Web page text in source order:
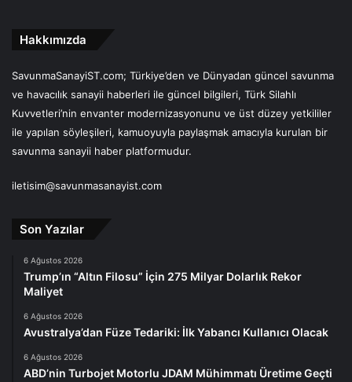
Hakkımızda
SavunmaSanayiST.com; Türkiye’den ve Dünyadan güncel savunma
ve havacılık sanayii haberleri ile güncel bilgileri, Türk Silahlı
Kuvvetleri’nin envanter modernizasyonunu ve üst düzey yetkililer
ile yapılan söyleşileri, kamuoyuyla paylaşmak amacıyla kurulan bir
savunma sanayii haber platformudur.
iletisim@savunmasanayist.com
Son Yazılar
6 Ağustos 2026
Trump’ın “Altın Filosu” İçin 275 Milyar Dolarlık Rekor
Maliyet
6 Ağustos 2026
Avustralya’dan Füze Tedariki: İlk Yabancı Kullanıcı Olacak
6 Ağustos 2026
ABD’nin Turbojet Motorlu JDAM Mühimmatı Üretime Geçti